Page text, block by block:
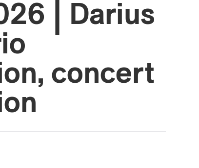
| Darius
concert